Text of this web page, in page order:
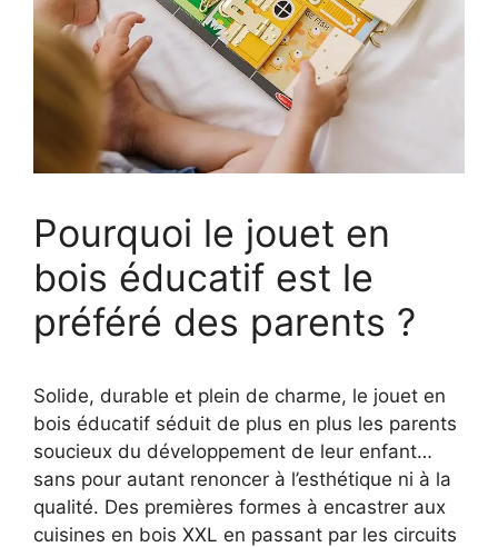
Pourquoi le jouet en
bois éducatif est le
préféré des parents ?
Solide, durable et plein de charme, le jouet en
bois éducatif séduit de plus en plus les parents
soucieux du développement de leur enfant…
sans pour autant renoncer à l’esthétique ni à la
qualité. Des premières formes à encastrer aux
cuisines en bois XXL en passant par les circuits